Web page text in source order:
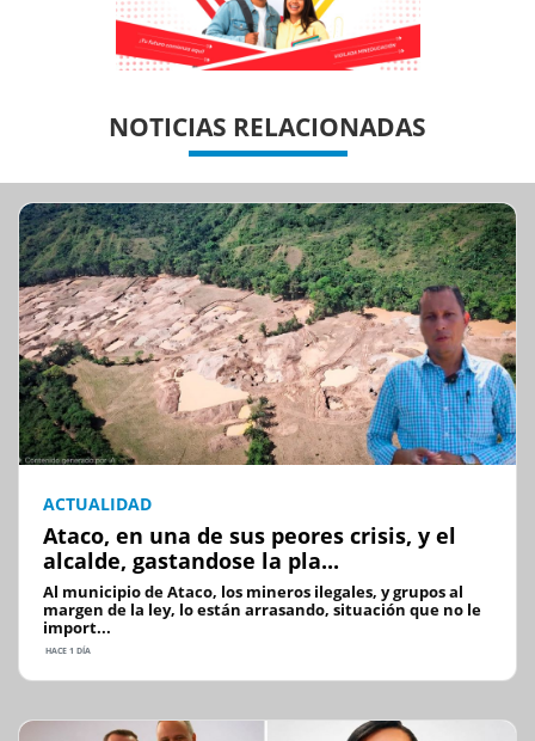
NOTICIAS RELACIONADAS
ACTUALIDAD
Ataco, en una de sus peores crisis, y el
alcalde, gastandose la pla...
Al municipio de Ataco, los mineros ilegales, y grupos al
margen de la ley, lo están arrasando, situación que no le
import...
HACE 1 DÍA